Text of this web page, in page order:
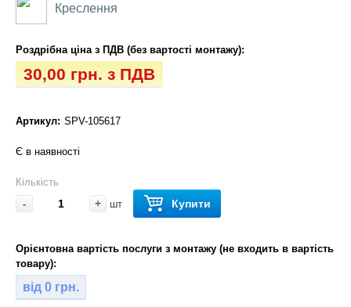
Креслення
Роздрібна ціна з ПДВ (без вартості монтажу):
30,00 грн. з ПДВ
Артикул: SPV-105617
Є в наявності
Кількість
- + шт Купити
Орієнтовна вартість послуги з монтажу (не входить в вартість
товару):
від 0 грн.